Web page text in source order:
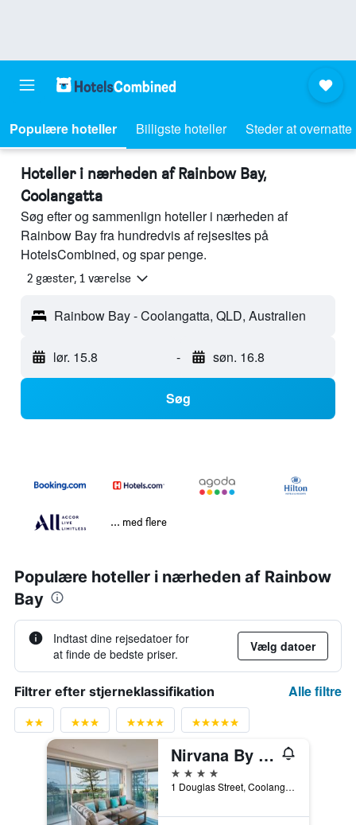
Populære hoteller Billigste hoteller Steder at overnatte
Hoteller i nærheden af Rainbow Bay,
Coolangatta
Søg efter og sammenlign hoteller i nærheden af
Rainbow Bay fra hundredvis af rejsesites på
HotelsCombined, og spar penge.
2 gæster, 1 værelse
Rainbow Bay - Coolangatta, QLD, Australien
lør. 15.8 - søn. 16.8
Søg
... med flere
Populære hoteller i nærheden af Rainbow
Bay
Indtast dine rejsedatoer for
at finde de bedste priser.
Vælg datoer
Filtrer efter stjerneklassifikation Alle filtre
Nirvana By The Sea
4 stjerner
1 Douglas Street, Coolangatta, QLD, Australien